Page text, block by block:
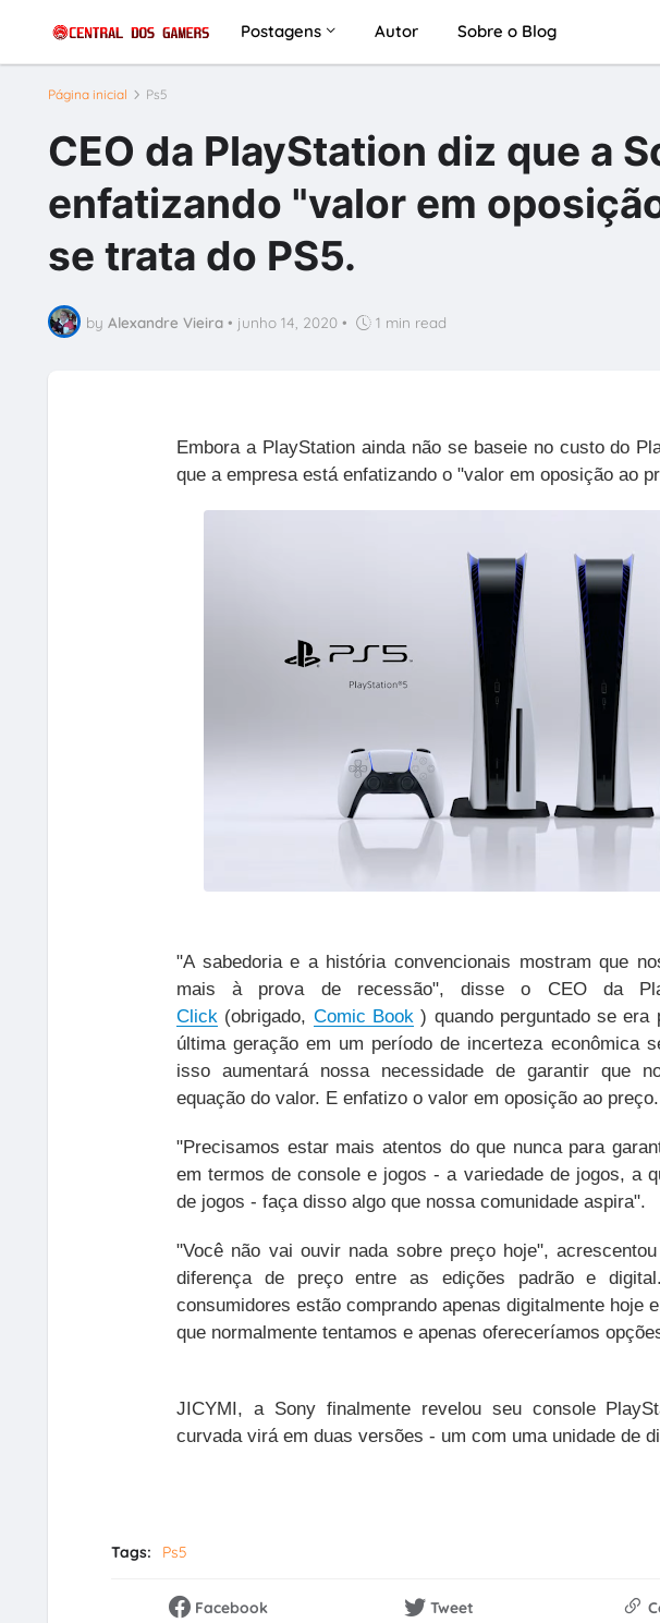
Postagens Autor Sobre o Blog
Página inicial Ps5
CEO da PlayStation diz que a
enfatizando "valor em
se trata do PS5.
by Alexandre Vieira • junho 14, 2020 • 1 min read
Embora a PlayStation ainda não se baseie no custo do
que a empresa está enfatizando o "valor em oposição ao
"A sabedoria e a história convencionais mostram que
mais à prova de recessão", disse o CEO da
Click (obrigado, Comic Book) quando perguntado se era
última geração em um período de incerteza econômica
isso aumentará nossa necessidade de garantir que
equação do valor. E enfatizo o valor em oposição ao preço.
"Precisamos estar mais atentos do que nunca para
em termos de console e jogos - a variedade de jogos, a
de jogos - faça disso algo que nossa comunidade aspira".
"Você não vai ouvir nada sobre preço hoje",
diferença de preço entre as edições padrão e
consumidores estão comprando apenas digitalmente hoje
que normalmente tentamos e apenas ofereceríamos
JICYMI, a Sony finalmente revelou seu console
curvada virá em duas versões - um com uma unidade de
Tags: Ps5
Facebook Tweet